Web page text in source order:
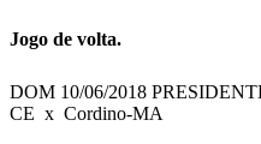
Jogo de volta.
DOM 10/06/2018
CE x Cordino-MA